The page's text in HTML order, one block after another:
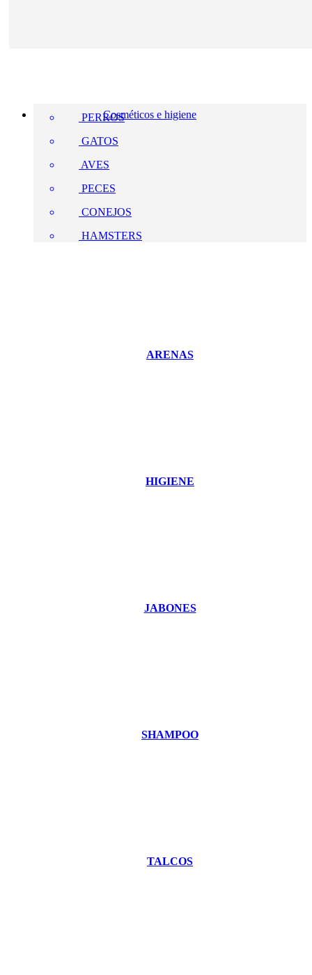
Cosméticos e higiene
PERROS
GATOS
AVES
PECES
CONEJOS
HAMSTERS
ARENAS
HIGIENE
JABONES
SHAMPOO
TALCOS